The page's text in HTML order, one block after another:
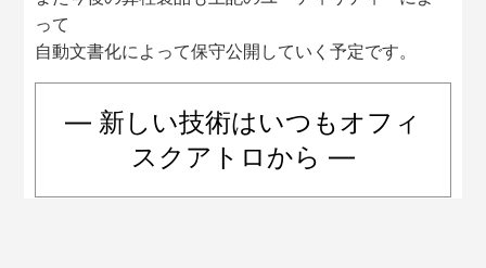
って
自動文書化によって保守公開していく予定です。
― 新しい技術はいつもオフィ
スクアトロから ―